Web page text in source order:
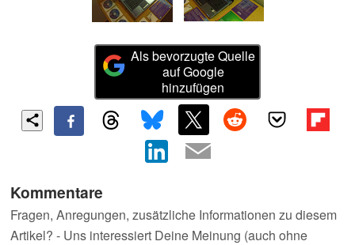
Als bevorzugte Quelle
auf Google
hinzufügen
Kommentare
Fragen, Anregungen, zusätzliche Informationen zu diesem
Artikel? - Uns interessiert Deine Meinung (auch ohne